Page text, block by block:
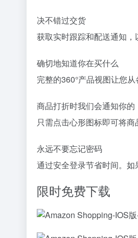
决不错过交货
获取实时跟踪和配送通知，
确切地知道你在买什么
完整的360°产品视图让您
商品打折时我们会通知你的
只需点击心形图标即可将
永远不要忘记密码
通过安全登录节省时间。如
限时免费下载